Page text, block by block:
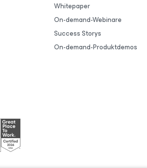
Whitepaper
On-demand-Webinare
Success Storys
On-demand-Produktdemos